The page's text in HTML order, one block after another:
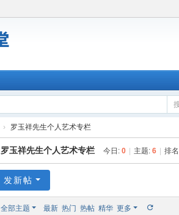
› 罗玉祥先生个人艺术专栏
罗玉祥先生个人艺术专栏 今日: 0 主题: 6 排
发新帖
全部主题 最新 热门 热帖 精华 更多